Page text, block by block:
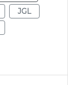
JGL